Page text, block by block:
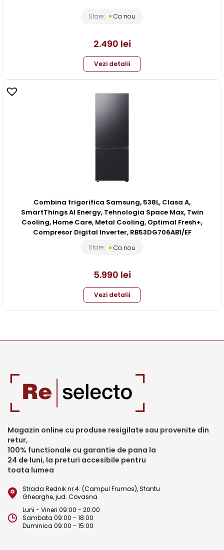
Stare: Ca nou
2.490 lei
Vezi detalii
Combina frigorifica Samsung, 538L, Clasa A,
SmartThings AI Energy, Tehnologia Space Max, Twin
Cooling, Home Care, Metal Cooling, Optimal Fresh+,
Compresor Digital Inverter, RB53DG706AB1/EF
Stare: Ca nou
5.990 lei
Vezi detalii
Magazin online cu produse resigilate sau provenite din
retur,
100% functionale cu garantie de pana la
24 de luni, la preturi accesibile pentru
toata lumea
Strada Rednik nr.4. (Campul Frumos), Sfantu
Gheorghe, jud. Covasna
Luni - Vineri 09:00 - 20:00
Sambata 09:00 - 18:00
Duminica 09:00 - 15:00